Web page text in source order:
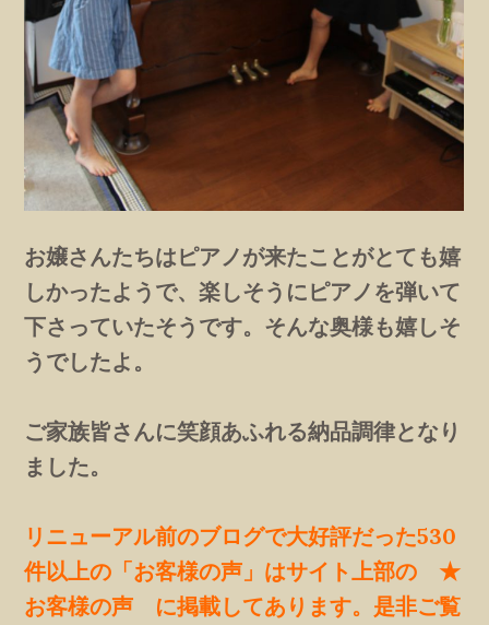
お嬢さんたちはピアノが来たことがとても嬉
しかったようで、楽しそうにピアノを弾いて
下さっていたそうです。そんな奥様も嬉しそ
うでしたよ。
ご家族皆さんに笑顔あふれる納品調律となり
ました。
リニューアル前のブログで大好評だった530
件以上の「お客様の声」はサイト上部の ★
お客様の声 に掲載してあります。是非ご覧